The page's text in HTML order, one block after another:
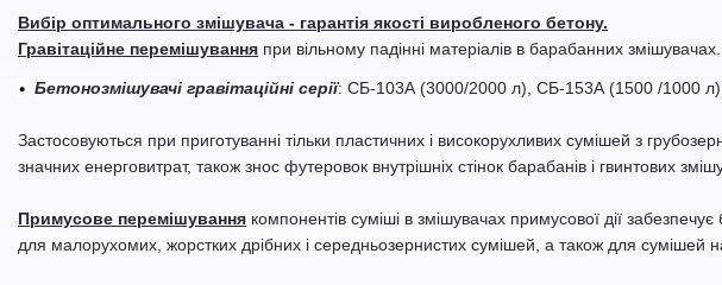
Вибір оптимального змішувача - гарантія якості виробленого бетону.
Гравітаційне перемішування при вільному падінні матеріалів в барабанних змішувачах.
• Бетонозмішувачі гравітаційні серії: СБ-103А (3000/2000 л), СБ-153А (1500 /1000
Застосовуються при приготуванні тільки пластичних і високорухливих сумішей з
значних енерговитрат, також знос футеровок внутрішніх стінок барабанів і гвинтових
Примусове перемішування компонентів суміші в змішувачах примусової дії
для малорухомих, жорстких дрібних і середньозернистих сумішей, а також для сумішей